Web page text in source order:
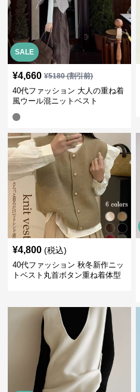
SALE
¥4,660 ¥5180(割引前)
40代ファッション 大人の重ね着
風ウール混ニットベスト
¥4,800 (税込)
40代ファッション 秋冬新作ニッ
トベスト丸首ボタン重ね着体型